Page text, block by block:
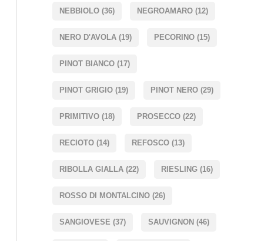
NEBBIOLO (36) NEGROAMARO (12)
NERO D'AVOLA (19) PECORINO (15)
PINOT BIANCO (17)
PINOT GRIGIO (19) PINOT NERO (29)
PRIMITIVO (18) PROSECCO (22)
RECIOTO (14) REFOSCO (13)
RIBOLLA GIALLA (22) RIESLING (16)
ROSSO DI MONTALCINO (26)
SANGIOVESE (37) SAUVIGNON (46)